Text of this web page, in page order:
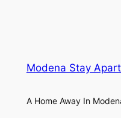
Modena Stay
A Home Away In